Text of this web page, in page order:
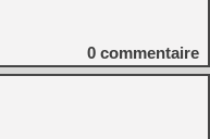
0 commentaire